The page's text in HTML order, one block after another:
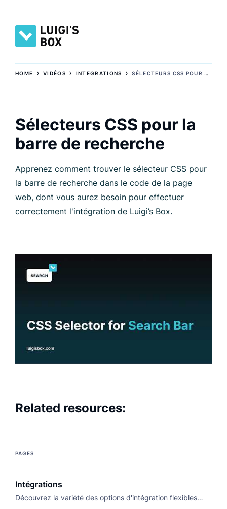
HOME ›VIDÉOS › INTEGRATIONS ›SÉLECTEURS CSS POUR LA BARRE DE RECHERCHE
Sélecteurs CSS pour la
barre de recherche
Apprenez comment trouver le sélecteur CSS pour
la barre de recherche dans le code de la page
web, dont vous aurez besoin pour effectuer
correctement l'intégration de Luigi’s Box.
Related resources:
PAGES
Intégrations
Découvrez la variété des options d'intégration flexibles